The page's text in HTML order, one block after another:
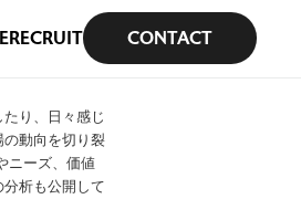
RECRUIT CONTACT
り、日々感じ
動向を切り裂
ニーズ、価値
析も公開して